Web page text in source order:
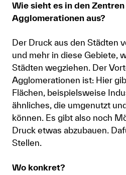
Wie sieht es in den
Agglomerationen aus?
Der Druck aus den Städten
und mehr in diese Gebiete,
Städten wegziehen. Der
Agglomerationen ist: Hier
Flächen, beispielsweise
ähnliches, die umgenutzt
können. Es gibt also noch
Druck etwas abzubauen.
Stellen.
Wo konkret?